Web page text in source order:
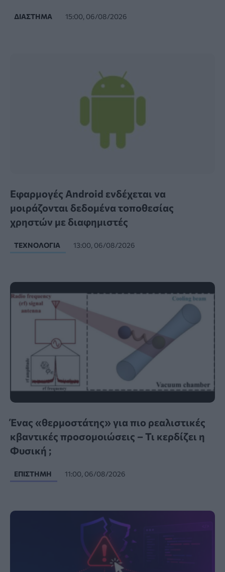
ΔΙΆΣΤΗΜΑ 15:00, 06/08/2026
Εφαρμογές Android ενδέχεται να
μοιράζονται δεδομένα τοποθεσίας
χρηστών με διαφημιστές
ΤΕΧΝΟΛΟΓΊΑ 13:00, 06/08/2026
Ένας «θερμοστάτης» για πιο ρεαλιστικές
κβαντικές προσομοιώσεις – Τι κερδίζει η
Φυσική ;
ΕΠΙΣΤΉΜΗ 11:00, 06/08/2026